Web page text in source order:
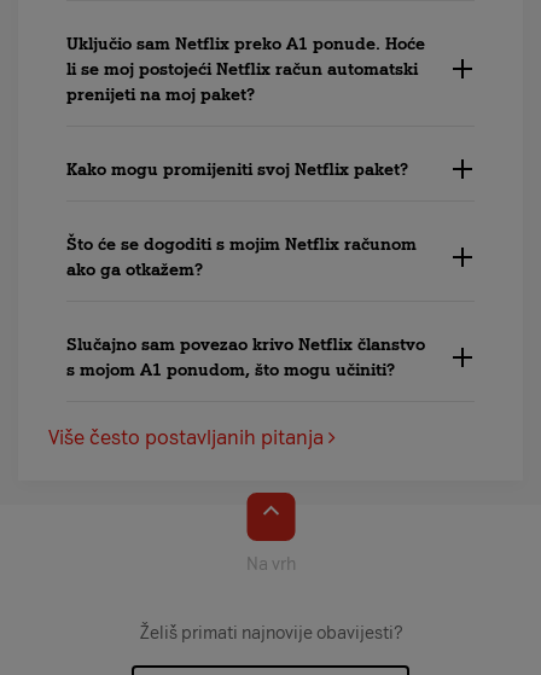
Uključio sam Netflix preko A1 ponude. Hoće
li se moj postojeći Netflix račun automatski
prenijeti na moj paket?
Kako mogu promijeniti svoj Netflix paket?
Što će se dogoditi s mojim Netflix računom
ako ga otkažem?
Slučajno sam povezao krivo Netflix članstvo
s mojom A1 ponudom, što mogu učiniti?
Više često postavljanih pitanja
Na vrh
Želiš primati najnovije obavijesti?